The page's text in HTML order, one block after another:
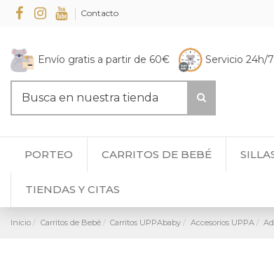
Contacto
Envío gratis a partir de 60€ Servicio 24h/
PORTEO CARRITOS DE BEBÉ
TIENDAS Y CITAS
Inicio Carritos de Bebé Carritos UPPAbaby Accesorios UPPA